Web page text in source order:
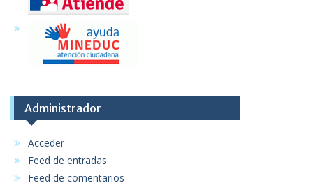
Administrador
Acceder
Feed de entradas
Feed de comentarios